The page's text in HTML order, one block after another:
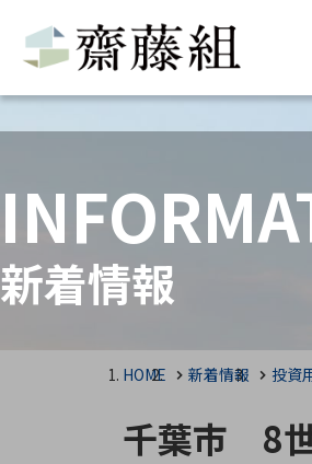
新着情報
HOME 新着情報 投資
千葉市 8世